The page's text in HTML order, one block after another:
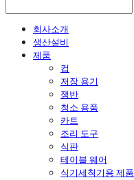
회사소개
생산설비
제품
컵
저장 용기
쟁반
청소 용품
카트
조리 도구
식판
테이블 웨어
식기세척기용 제품